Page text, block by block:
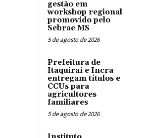
gestão em
workshop regional
promovido pelo
Sebrae MS
5 de agosto de 2026
Prefeitura de
Itaquiraí e Incra
entregam títulos e
CCUs para
agricultores
familiares
5 de agosto de 2026